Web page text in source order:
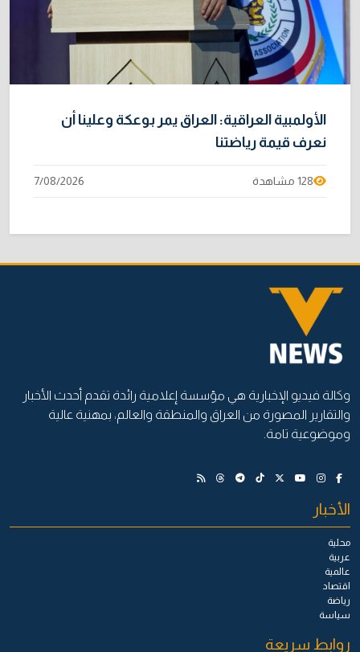
الأولمبية العراقية: العراق يمر بوعكة وعلينا أن
نعرف قيمة رياضتنا
128 مشاهدة 7/08/2026
وكالة فيديو الإخبارية هي مؤسسة إعلامية رائدة تقدم أحدث الأخبار
والتقارير المصورة من العراق والمنطقة والعالم، بمهنية عالية
وموضوعية تامة.
الأخبار
محلية
عربية
عالمية
اقتصاد
رياضة
سياسة
روابط سريعة